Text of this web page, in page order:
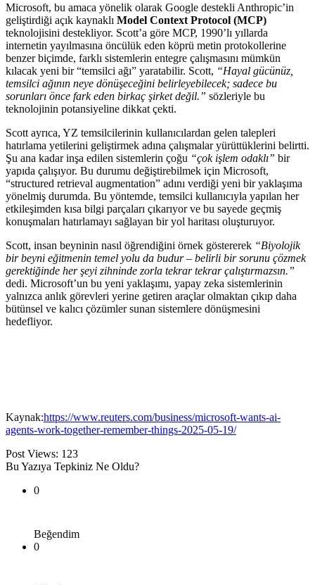
Microsoft, bu amaca yönelik olarak Google destekli Anthropic’in
geliştirdiği açık kaynaklı Model Context Protocol (MCP)
teknolojisini destekliyor. Scott’a göre MCP, 1990’lı yıllarda
internetin yayılmasına öncülük eden köprü metin protokollerine
benzer biçimde, farklı sistemlerin entegre çalışmasını mümkün
kılacak yeni bir “temsilci ağı” yaratabilir. Scott, “Hayal gücünüz,
temsilci ağının neye dönüşeceğini belirleyebilecek; sadece bu
sorunları önce fark eden birkaç şirket değil.” sözleriyle bu
teknolojinin potansiyeline dikkat çekti.
Scott ayrıca, YZ temsilcilerinin kullanıcılardan gelen talepleri
hatırlama yetilerini geliştirmek adına çalışmalar yürüttüklerini belirtti.
Şu ana kadar inşa edilen sistemlerin çoğu “çok işlem odaklı” bir
yapıda çalışıyor. Bu durumu değiştirebilmek için Microsoft,
“structured retrieval augmentation” adını verdiği yeni bir yaklaşıma
yönelmiş durumda. Bu yöntemde, temsilci kullanıcıyla yapılan her
etkileşimden kısa bilgi parçaları çıkarıyor ve bu sayede geçmiş
konuşmaları hatırlamayı sağlayan bir yol haritası oluşturuyor.
Scott, insan beyninin nasıl öğrendiğini örnek göstererek “Biyolojik
bir beyni eğitmenin temel yolu da budur – belirli bir sorunu çözmek
gerektiğinde her şeyi zihninde zorla tekrar tekrar çalıştırmazsın.”
dedi. Microsoft’un bu yeni yaklaşımı, yapay zeka sistemlerinin
yalnızca anlık görevleri yerine getiren araçlar olmaktan çıkıp daha
bütünsel ve kalıcı çözümler sunan sistemlere dönüşmesini
hedefliyor.
Kaynak:https://www.reuters.com/business/microsoft-wants-ai-
agents-work-together-remember-things-2025-05-19/
Post Views: 123
Bu Yazıya Tepkiniz Ne Oldu?
0
Beğendim
0